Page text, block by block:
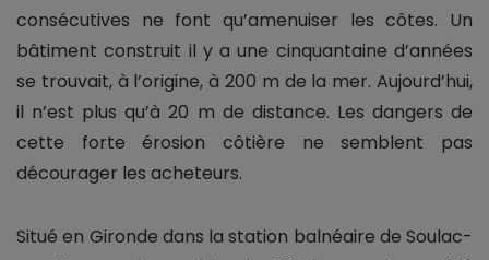
consécutives ne font qu’amenuiser les côtes. Un
bâtiment construit il y a une cinquantaine d’années
se trouvait, à l’origine, à 200 m de la mer. Aujourd’hui,
il n’est plus qu’à 20 m de distance. Les dangers de
cette forte érosion côtière ne semblent pas
décourager les acheteurs.
Situé en Gironde dans la station balnéaire de Soulac-